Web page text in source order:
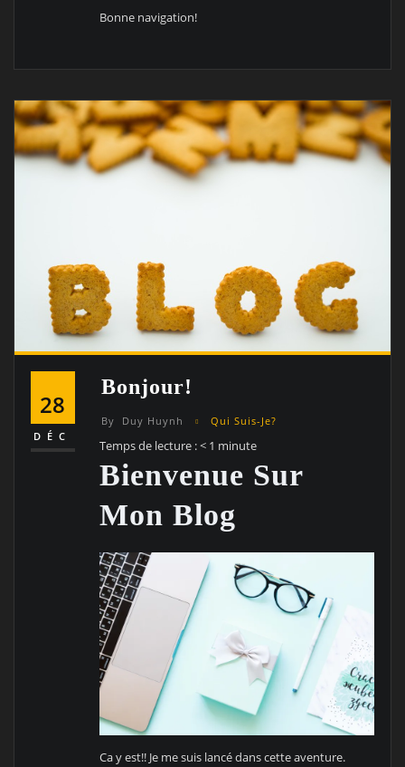
Bonne navigation!
28
DÉC
Bonjour!
By Duy Huynh Qui Suis-Je?
Temps de lecture :< 1 minute
Bienvenue Sur
Mon Blog
Ca y est!! Je me suis lancé dans cette aventure.